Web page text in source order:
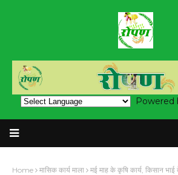
Powered
Home मासिक कार्य माला मई माह के कृषि कार्य, किसान भाई